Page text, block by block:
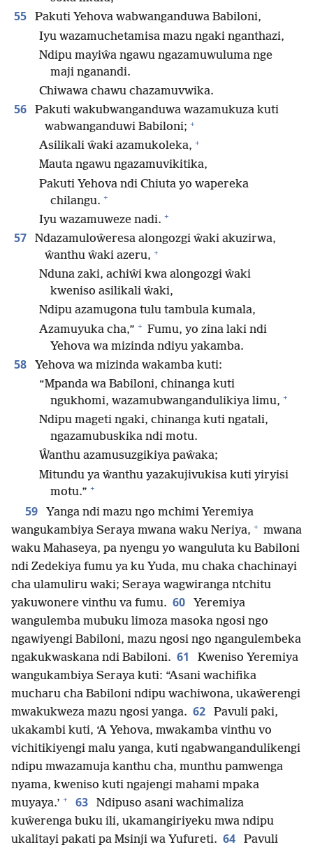
55
Pakuti Yehova wabwanganduwa Babiloni,
Iyu wazamuchetamisa mazu ngaki nganthazi,
Ndipu mayiŵa ngawu ngazamuwuluma nge
maji nganandi.
Chiwawa chawu chazamuvwika.
56
Pakuti wakubwanganduwa wazamukuza kuti
wabwanganduwi Babiloni; +
Asilikali ŵaki azamukoleka, +
Mauta ngawu ngazamuvikitika,
Pakuti Yehova ndi Chiuta yo wapereka
chilangu. +
Iyu wazamuweze nadi. +
57
Ndazamuloŵeresa alongozgi ŵaki akuzirwa,
ŵanthu ŵaki azeru, +
Nduna zaki, achiŵi kwa alongozgi ŵaki
kweniso asilikali ŵaki,
Ndipu azamugona tulu tambula kumala,
Azamuyuka cha,” + Fumu, yo zina laki ndi
Yehova wa mizinda ndiyu yakamba.
58
Yehova wa mizinda wakamba kuti:
“Mpanda wa Babiloni, chinanga kuti
ngukhomi, wazamubwangandulikiya limu, +
Ndipu mageti ngaki, chinanga kuti ngatali,
ngazamubuskika ndi motu.
Ŵanthu azamusuzgikiya paŵaka;
Mitundu ya ŵanthu yazakujivukisa kuti yiryisi
motu.” +
59
Yanga ndi mazu ngo mchimi Yeremiya
wangukambiya Seraya mwana waku Neriya, + mwana
waku Mahaseya, pa nyengu yo wanguluta ku Babiloni
ndi Zedekiya fumu ya ku Yuda, mu chaka chachinayi
cha ulamuliru waki; Seraya wagwiranga ntchitu
yakuwonere vinthu va fumu. 60
Yeremiya
wangulemba mubuku limoza masoka ngosi ngo
ngawiyengi Babiloni, mazu ngosi ngo ngangulembeka
ngakukwaskana ndi Babiloni. 61
Kweniso Yeremiya
wangukambiya Seraya kuti: “Asani wachifika
mucharu cha Babiloni ndipu wachiwona, ukaŵerengi
mwakukweza mazu ngosi yanga. 62
Pavuli paki,
ukakambi kuti, ‘A Yehova, mwakamba vinthu vo
vichitikiyengi malu yanga, kuti ngabwangandulikengi
ndipu mwazamuja kanthu cha, munthu pamwenga
nyama, kweniso kuti ngajengi mahami mpaka
muyaya.’ + 63
Ndipuso asani wachimaliza
kuŵerenga buku ili, ukamangiriyeku mwa ndipu
ukalitayi pakati pa Msinji wa Yufureti. 64
Pavuli